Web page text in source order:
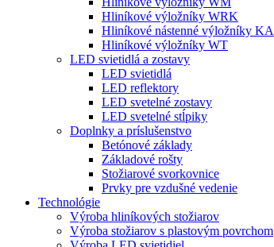
Hliníkové výložníky WRK
Hliníkové nástenné výložníky KA
Hliníkové výložníky WT
LED svietidlá a zostavy
LED svietidlá
LED reflektory
LED svetelné zostavy
LED svetelné stĺpiky
Doplnky a príslušenstvo
Betónové základy
Základové rošty
Stožiarové svorkovnice
Prvky pre vzdušné vedenie
Technológie
Výroba hliníkových stožiarov
Výroba stožiarov s plastovým povrchom